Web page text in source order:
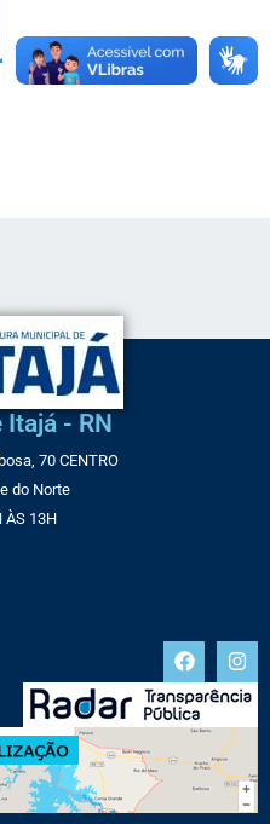
- RN
70 CENTRO
do Norte
ÀS 13H